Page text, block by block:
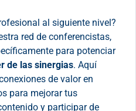
al siguiente nivel?
red de conferencistas,
para potenciar
de las sinergias. Aquí
de valor en
para mejorar tus
y participar de